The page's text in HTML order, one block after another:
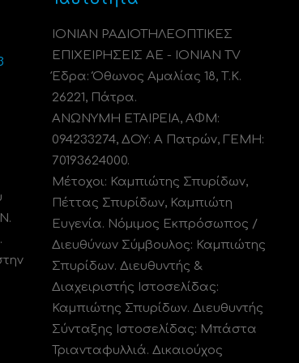
ΙΟΝΙΑΝ ΡΑΔΙΟΤΗΛΕΟΠΤΙΚΕΣ
ΕΠΙΧΕΙΡΗΣΕΙΣ ΑΕ - IONIAN TV
Έδρα: Όθωνος Αμαλίας 18, Τ.Κ.
26221, Πάτρα.
ΑΝΩΝΥΜΗ ΕΤΑΙΡΕΙΑ, ΑΦΜ:
094233274, ΔΟΥ: A Πατρών, ΓΕΜΗ:
70193624000.
Μέτοχοι: Καμπιώτης Σπυρίδων,
Πέττας Σπυρίδων, Καμπιώτη
Ευγενία. Νόμιμος Εκπρόσωπος /
Διευθύνων Σύμβουλος: Καμπιώτης
Σπυρίδων. Διευθυντής &
Διαχειριστής Ιστοσελίδας:
Καμπιώτης Σπυρίδων. Διευθυντής
Σύνταξης Ιστοσελίδας: Μπάστα
Τριανταφυλλιά. Δικαιούχος